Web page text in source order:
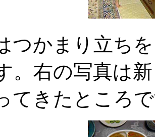
つかまり立ち
。右の写真は
てきたところ